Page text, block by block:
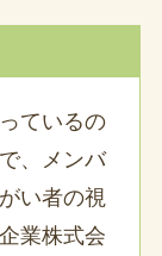
ているの
、メンバ
い者の視
業株式会